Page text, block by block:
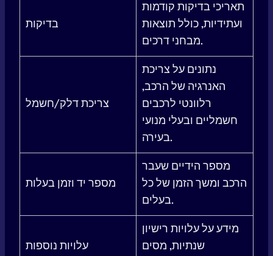
בדיקות
תאריכי בדיקות קודמות
ועתידיות, כולל תוצאות
מבחני דרכים.
צריכת דלק/חשמל
נתונים על צריכת
האנרגיה של הרכב,
רלוונטי לרכבים
חשמליים ובעלי מנועי
בעירה.
מספר יד וזמן בעלות
מספר הידיים שעבר
הרכב ומשך הזמן של כל
בעלים.
עלויות נוספות
מידע על עלויות רישיון
שנתיות, מסים